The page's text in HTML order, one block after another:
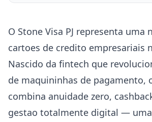
O Stone Visa PJ representa uma
cartoes de credito empresariais
Nascido da fintech que
de maquininhas de pagamento,
combina anuidade zero,
gestao totalmente digital —